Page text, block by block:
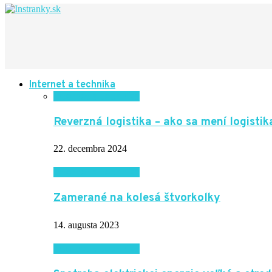
Internet a technika
Reverzná logistika – ako sa mení
22. decembra 2024
Zamerané na kolesá štvorkolky
14. augusta 2023